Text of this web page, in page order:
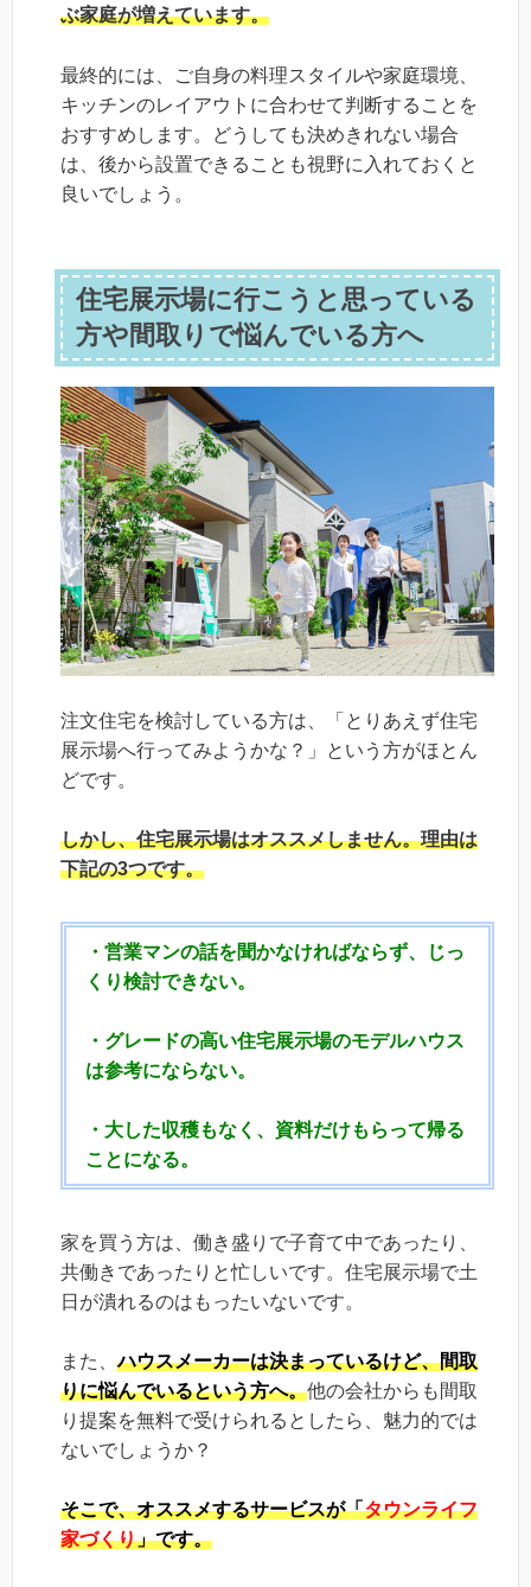
ぶ家庭が増えています。
最終的には、ご自身の料理スタイルや家庭環境、
キッチンのレイアウトに合わせて判断することを
おすすめします。どうしても決めきれない場合
は、後から設置できることも視野に入れておくと
良いでしょう。
住宅展示場に行こうと思っている
方や間取りで悩んでいる方へ
注文住宅を検討している方は、「とりあえず住宅
展示場へ行ってみようかな？」という方がほとん
どです。
しかし、住宅展示場はオススメしません。理由は
下記の3つです。
・営業マンの話を聞かなければならず、じっ
くり検討できない。
・グレードの高い住宅展示場のモデルハウス
は参考にならない。
・大した収穫もなく、資料だけもらって帰る
ことになる。
家を買う方は、働き盛りで子育て中であったり、
共働きであったりと忙しいです。住宅展示場で土
日が潰れるのはもったいないです。
また、ハウスメーカーは決まっているけど、間取
りに悩んでいるという方へ。他の会社からも間取
り提案を無料で受けられるとしたら、魅力的では
ないでしょうか？
そこで、オススメするサービスが「タウンライフ
家づくり」です。